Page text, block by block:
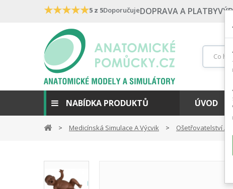
★★★★★5 z 5DoporučujeDOPRAVA A PLATBY
NABÍDKA PRODUKTŮ ÚVOD
Medicínská Simulace A Výcvik Ošetřovatelství A